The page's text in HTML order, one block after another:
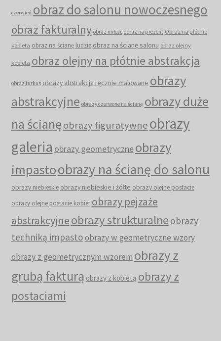
czerwień obraz do salonu nowoczesnego
obraz fakturalny obraz miłość obraz na prezent Obraz na płótnie
kobieta obraz na ścianę ludzie obraz na ścianę salonu obraz olejny
kobieta obraz olejny na płótnie abstrakcja
obraz turkus obrazy abstrakcja ręcznie malowane obrazy
abstrakcyjne obrazy czerwone na ścianę obrazy duże
na ścianęobrazy figuratywneobrazy
galeria obrazy geometryczneobrazy
impastoobrazy na ścianę do salonu
obrazy niebieskie obrazy niebieskie i żółte obrazy olejne postacie
obrazy olejne postacie kobiet obrazy pejzaże
abstrakcyjneobrazy strukturalne obrazy
techniką impastoobrazy w geometryczne wzory
obrazy z geometrycznym wzorem obrazy z
grubą fakturą obrazy z kobietą obrazy z
postaciami